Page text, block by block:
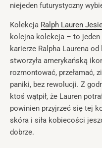
niejeden futurystyczny
Kolekcja Ralph Lauren
kolejna kolekcja – to
karierze Ralpha Laurena
stworzyła amerykańską
rozmontować, przełamać,
paniki, bez rewolucji. Z
ktoś wątpił, że Lauren
powinien przyjrzeć się tej
skóra i siła kobiecości
dobrze.